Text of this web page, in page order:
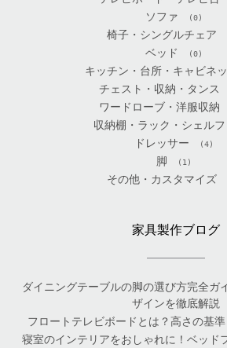
ソファ (0)
椅子・シングルチェア
ベッド (0)
キッチン・台所・キャビネ
チェスト・収納・タンス
ワードローブ・洋服収納
収納棚・ラック・シェルフ
ドレッサー (4)
脚 (1)
その他・カスタマイズ
家具製作ブログ
ダイニングテーブルの脚の選び方完全ガ
ザインを徹底解説
フロートテレビボードとは？高さの基
寝室のインテリアをおしゃれに！ベッド